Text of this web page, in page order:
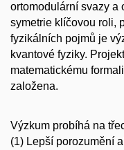
ortomodulární svazy a
symetrie klíčovou roli,
fyzikálních pojmů je
kvantové fyziky.
matematickému
založena.
Výzkum probíhá na
(1) Lepší porozumění